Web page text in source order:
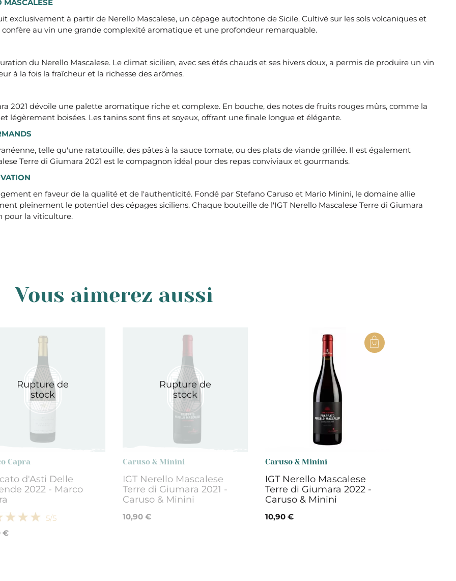
MASCALESE
exclusivement à partir de Nerello Mascalese, un cépage autochtone de Sicile. Cultivé sur les sols volcaniques et
au vin une grande complexité aromatique et une profondeur remarquable.
du Nerello Mascalese. Le climat sicilien, avec ses étés chauds et ses hivers doux, a permis de produire un vin
à la fois la fraîcheur et la richesse des arômes.
2021 dévoile une palette aromatique riche et complexe. En bouche, des notes de fruits rouges mûrs, comme la
légèrement boisées. Les tanins sont fins et soyeux, offrant une finale longue et élégante.
telle qu'une ratatouille, des pâtes à la sauce tomate, ou des plats de viande grillée. Il est également
Terre di Giumara 2021 est le compagnon idéal pour des repas conviviaux et gourmands.
en faveur de la qualité et de l'authenticité. Fondé par Stefano Caruso et Mario Minini, le domaine allie
pleinement le potentiel des cépages siciliens. Chaque bouteille de l'IGT Nerello Mascalese Terre di Giumara
pour la viticulture.
Vous aimerez aussi
Rupture de
stock
Capra
d'Asti Delle
2022 - Marco
5/5
€
Rupture de
stock
Caruso & Minini
IGT Nerello Mascalese
Terre di Giumara 2021 -
Caruso & Minini
10,90 €
Caruso & Minini
IGT Nerello Mascalese
Terre di Giumara 2022 -
Caruso & Minini
10,90 €